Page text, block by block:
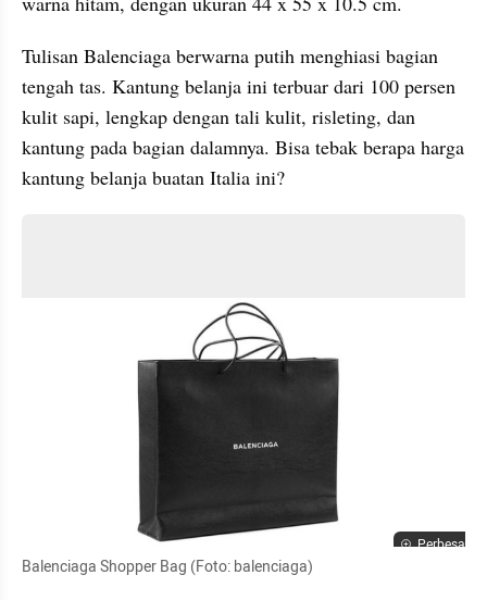
Tulisan Balenciaga berwarna putih menghiasi bagian
tengah tas. Kantung belanja ini terbuar dari 100 persen
kulit sapi, lengkap dengan tali kulit, risleting, dan
kantung pada bagian dalamnya. Bisa tebak berapa harga
kantung belanja buatan Italia ini?
Perbesar
Balenciaga Shopper Bag (Foto: balenciaga)